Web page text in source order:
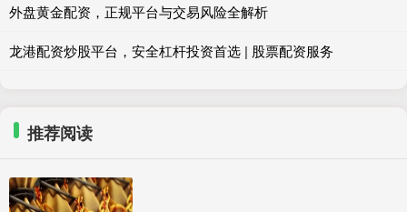
外盘黄金配资，正规平台与交易风险全解析
龙港配资炒股平台，安全杠杆投资首选 | 股票配资服务
推荐阅读